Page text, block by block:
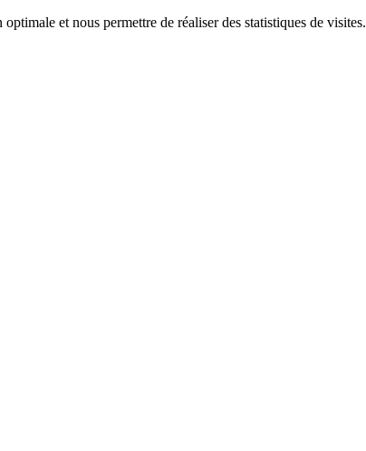
et nous permettre de réaliser des statistiques de visites.